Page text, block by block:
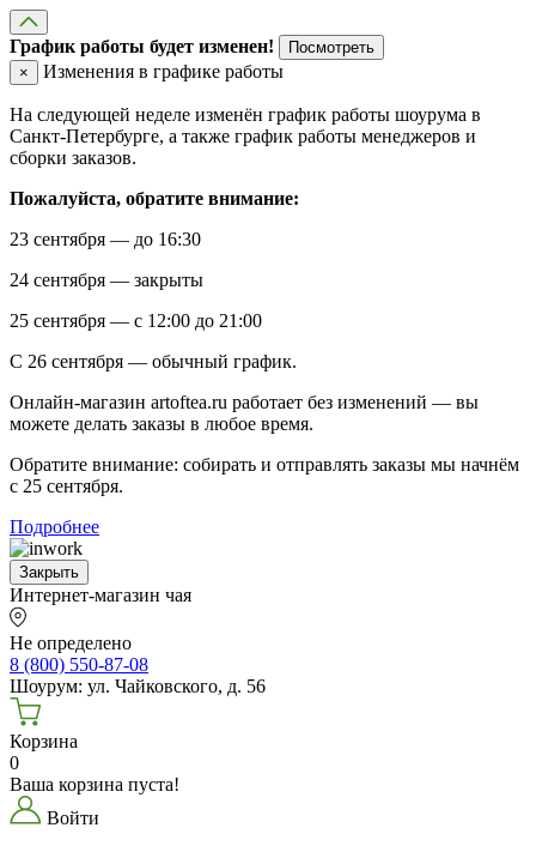
График работы будет изменен!
Посмотреть
×
Изменения в графике работы
На следующей неделе изменён график работы шоурума в
Санкт-Петербурге, а также график работы менеджеров и
сборки заказов.
Пожалуйста, обратите внимание:
23 сентября — до 16:30
24 сентября — закрыты
25 сентября — с 12:00 до 21:00
С 26 сентября — обычный график.
Онлайн-магазин artoftea.ru работает без изменений — вы
можете делать заказы в любое время.
Обратите внимание: собирать и отправлять заказы мы начнём
с 25 сентября.
Подробнее
Закрыть
Интернет-магазин чая
Не определено
8 (800) 550-87-08
Шоурум: ул. Чайковского, д. 56
Корзина
0
Ваша корзина пуста!
Войти